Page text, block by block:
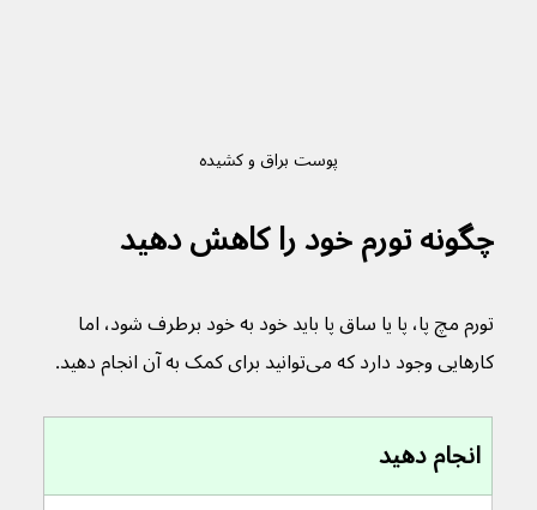
پوست براق و کشیده
چگونه تورم خود را کاهش دهید
تورم مچ پا، پا یا ساق پا باید خود به خود برطرف شود، اما
کارهایی وجود دارد که می‌توانید برای کمک به آن انجام دهید.
انجام دهید